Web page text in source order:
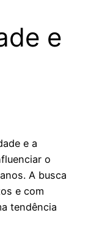
e
e a
o
A busca
e com
tendência